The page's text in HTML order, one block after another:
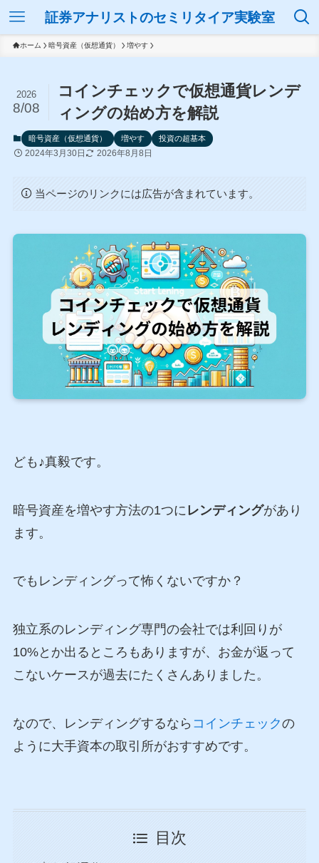
証券アナリストのセミリタイア実験室
ホーム 暗号資産（仮想通貨） 増やす
コインチェックで仮想通貨レンデ
ィングの始め方を解説
2026
8/08
暗号資産（仮想通貨） 増やす 投資の超基本
2024年3月30日 2026年8月8日
当ページのリンクには広告が含まれています。
ども♪真毅です。
暗号資産を増やす方法の1つに レンディングがあり
ます。
でもレンディングって怖くないですか？
独立系のレンディング専門の会社では利回りが
10%とか出るところもありますが、お金が返って
こないケースが過去にたくさんありました。
なので、レンディングするなら コインチェックの
ように大手資本の取引所がおすすめです。
目次